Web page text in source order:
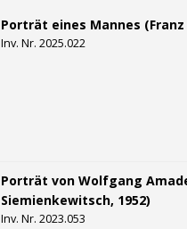
Porträt eines Mannes (Franz
Inv. Nr. 2025.022
Porträt von Wolfgang
Siemienkewitsch, 1952)
Inv. Nr. 2023.053